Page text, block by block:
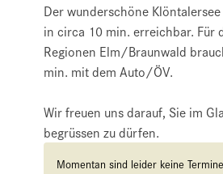
Der wunderschöne
in circa 10 min. erreichbar. Für
Regionen Elm/Braunwald
min. mit dem Auto/ÖV.
Wir freuen uns darauf, Sie im
begrüssen zu dürfen.
Momentan sind leider keine